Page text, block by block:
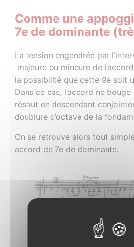
Comme une
7e de dominante
La tension engendrée par
majeure ou mineure de
la possibilité que cette 9e soit
Dans ce cas, l’accord ne
résout en descendant
doublure d’octave de la
On se retrouve alors tout
accord de 7e de dominante.